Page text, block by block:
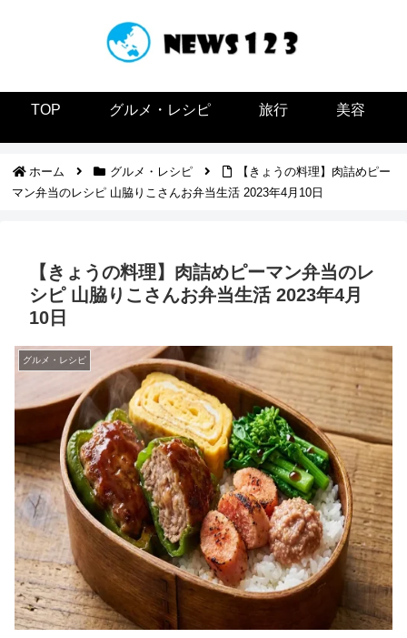
TOP グルメ・レシピ 旅行 美容
ホーム グルメ・レシピ
【きょうの料理】肉詰めピー
マン弁当のレシピ 山脇りこさんお弁当生活 2023年4月10日
【きょうの料理】肉詰めピーマン弁当のレ
シピ 山脇りこさんお弁当生活 2023年4月
10日
グルメ・レシピ